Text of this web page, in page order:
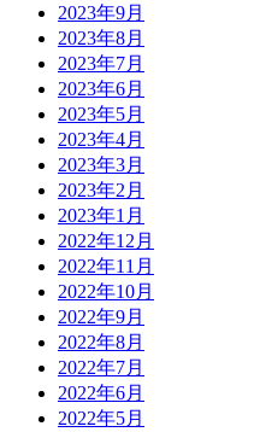
2023年9月
2023年8月
2023年7月
2023年6月
2023年5月
2023年4月
2023年3月
2023年2月
2023年1月
2022年12月
2022年11月
2022年10月
2022年9月
2022年8月
2022年7月
2022年6月
2022年5月